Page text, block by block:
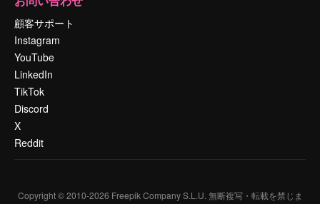
顧客サポート
Instagram
YouTube
LinkedIn
TikTok
Discord
X
Reddit
Copyright © 2010-2026 Freepik Company S.L.U. 無断複写・転載を禁じま